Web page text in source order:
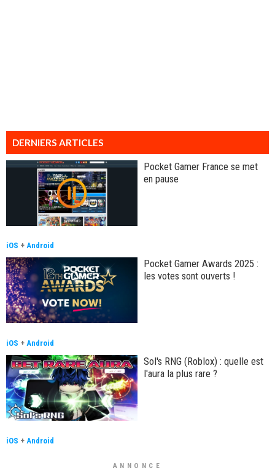
DERNIERS ARTICLES
Pocket Gamer France se met
en pause
iOS + Android
Pocket Gamer Awards 2025 :
les votes sont ouverts !
iOS + Android
Sol's RNG (Roblox) : quelle est
l'aura la plus rare ?
iOS + Android
ANNONCE